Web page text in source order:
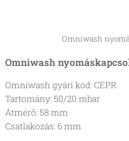
Omniwash
Omniwash
Omniwash gyári kód: CEPR
Tartomány: 50/20 mbar
Átmérő: 58 mm
Csatlakozás: 6 mm